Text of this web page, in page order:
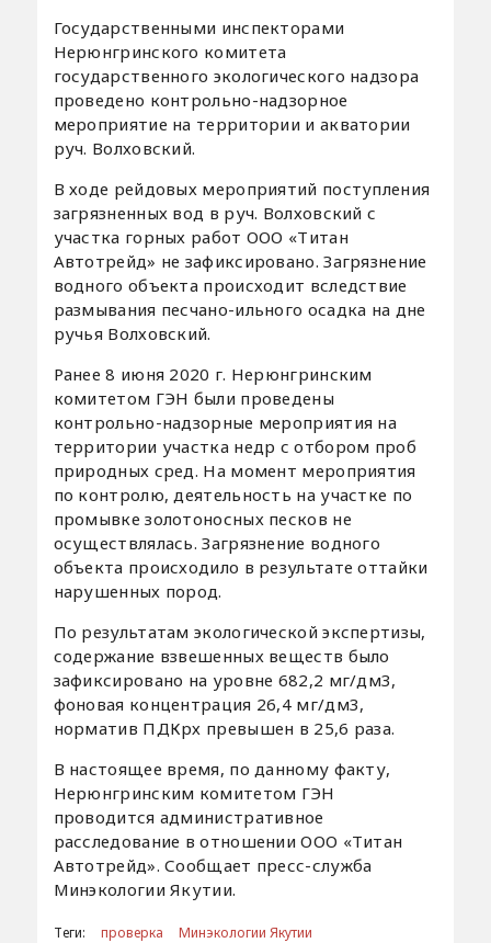
Государственными инспекторами
Нерюнгринского комитета
государственного экологического надзора
проведено контрольно-надзорное
мероприятие на территории и акватории
руч. Волховский.
В ходе рейдовых мероприятий поступления
загрязненных вод в руч. Волховский с
участка горных работ ООО «Титан
Автотрейд» не зафиксировано. Загрязнение
водного объекта происходит вследствие
размывания песчано-ильного осадка на дне
ручья Волховский.
Ранее 8 июня 2020 г. Нерюнгринским
комитетом ГЭН были проведены
контрольно-надзорные мероприятия на
территории участка недр с отбором проб
природных сред. На момент мероприятия
по контролю, деятельность на участке по
промывке золотоносных песков не
осуществлялась. Загрязнение водного
объекта происходило в результате оттайки
нарушенных пород.
По результатам экологической экспертизы,
содержание взвешенных веществ было
зафиксировано на уровне 682,2 мг/дм3,
фоновая концентрация 26,4 мг/дм3,
норматив ПДКрх превышен в 25,6 раза.
В настоящее время, по данному факту,
Нерюнгринским комитетом ГЭН
проводится административное
расследование в отношении ООО «Титан
Автотрейд». Сообщает пресс-служба
Минэкологии Якутии.
Теги: проверка Минэкологии Якутии